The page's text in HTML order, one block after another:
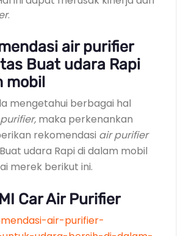
.
air purifier
Buat udara Rapi
mobil
mengetahui berbagai hal
maka perkenankan
rekomendasi air purifier
udara Rapi di dalam mobil
merek berikut ini.
Car Air Purifier